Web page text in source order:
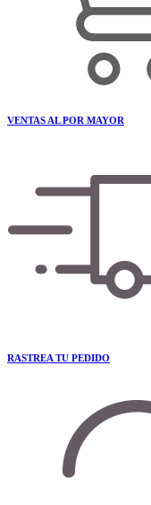
VENTAS AL POR MAYOR
RASTREA TU PEDIDO